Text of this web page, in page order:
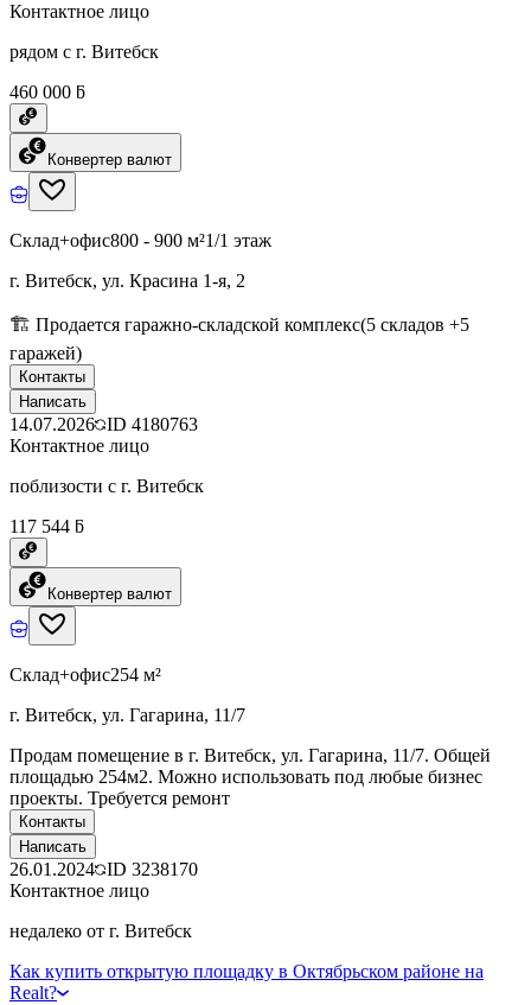
Контактное лицо
рядом с г. Витебск
460 000 ƃ
Конвертер валют
Склад+офис800 - 900 м²1/1 этаж
г. Витебск, ул. Красина 1-я, 2
🏗 Продается гаражно-складской комплекс(5 складов +5
гаражей)
Контакты
Написать
14.07.2026 ID 4180763
Контактное лицо
поблизости с г. Витебск
117 544 ƃ
Конвертер валют
Склад+офис254 м²
г. Витебск, ул. Гагарина, 11/7
Продам помещение в г. Витебск, ул. Гагарина, 11/7. Общей
площадью 254м2. Можно использовать под любые бизнес
проекты. Требуется ремонт
Контакты
Написать
26.01.2024 ID 3238170
Контактное лицо
недалеко от г. Витебск
Как купить открытую площадку в Октябрьском районе на
Realt?